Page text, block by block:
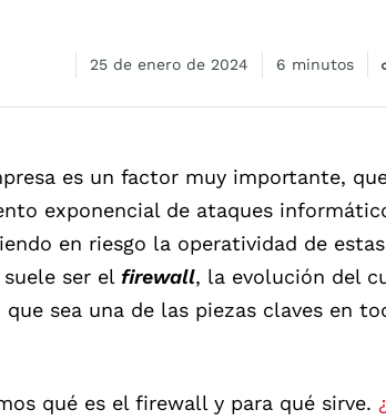
25 de enero de 2024 6 minutos
es un factor muy importante,
exponencial de ataques
en riesgo la operatividad de
ser el firewall, la evolución del
sea una de las piezas claves en
qué es el firewall y para qué sirve.